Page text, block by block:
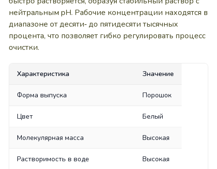
нейтральным pH. Рабочие концентрации находятся в
диапазоне от десяти‑ до пятидесяти тысячных
процента, что позволяет гибко регулировать процесс
очистки.
Характеристика Значение
Форма выпуска Порошок
Цвет Белый
Молекулярная масса Высокая
Растворимость в воде Высокая